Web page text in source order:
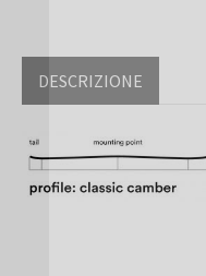
DESCRIZIONE